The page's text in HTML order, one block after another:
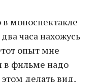
моноспектакле
часа нахожусь
опыт мне
в фильме надо
этом делать вид,